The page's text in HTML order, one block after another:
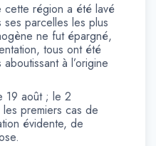
région a été lavé
ses parcelles les plus
ne fut épargné,
tous ont été
à l’origine
19 août ; le 2
premiers cas de
évidente, de